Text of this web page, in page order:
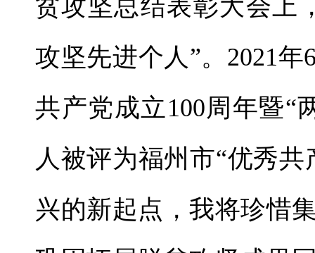
贫攻坚总结表彰大会上
攻坚先进个人”。2021
共产党成立100周年暨“
人被评为福州市“优秀
兴的新起点，我将珍惜